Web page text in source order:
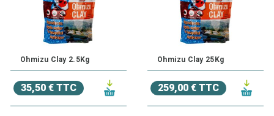
Ohmizu Clay 2.5Kg
35,50 € TTC
Ohmizu Clay 25Kg
259,00 € TTC